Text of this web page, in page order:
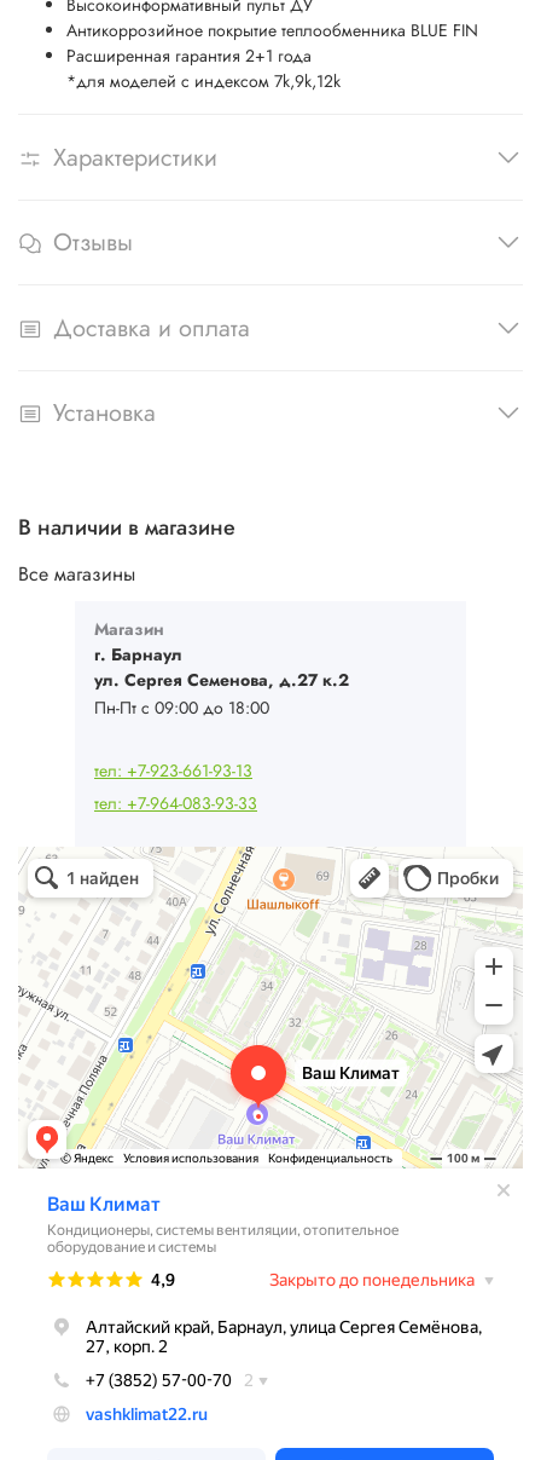
Высокоинформативный пульт ДУ
Антикоррозийное покрытие теплообменника BLUE FIN
Расширенная гарантия 2+1 года
*для моделей с индексом 7k,9k,12k
Характеристики
Отзывы
Доставка и оплата
Установка
В наличии в магазине
Все магазины
Магазин
г. Барнаул
ул. Сергея Семенова, д.27 к.2
Пн-Пт с 09:00 до 18:00
тел: +7-923-661-93-13
тел: +7-964-083-93-33
Ваш Климат
Кондиционеры в Барнауле
Системы вентиляции в Барнауле